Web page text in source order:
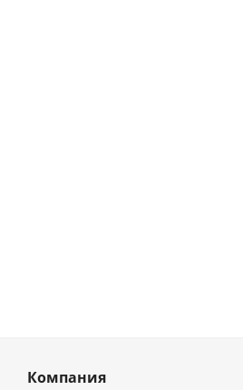
Компания